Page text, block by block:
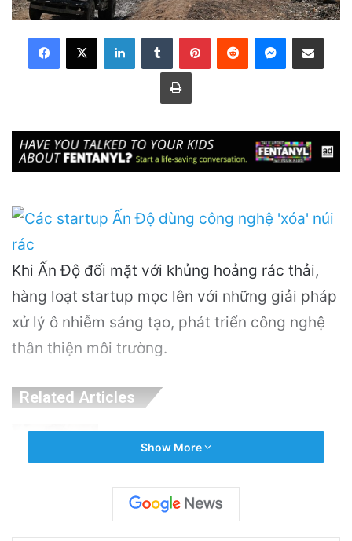
LinkedInTumblr PinterestReddit Messenger
Share via Email
Print
Khi Ấn Độ đối mặt với khủng hoảng rác thải,
hàng loạt startup mọc lên với những giải pháp
xử lý ô nhiễm sáng tạo, phát triển công nghệ
thân thiện môi trường.
Related Articles
Phóng: Hé Lộ Từ Blue Origin
2 hours ago
PGS.TS Hà Đình Đức: Di sản và Hành trình
Show More